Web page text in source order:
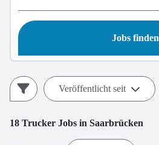
Jobs finden
Veröffentlicht seit
18 Trucker Jobs in Saarbrücken